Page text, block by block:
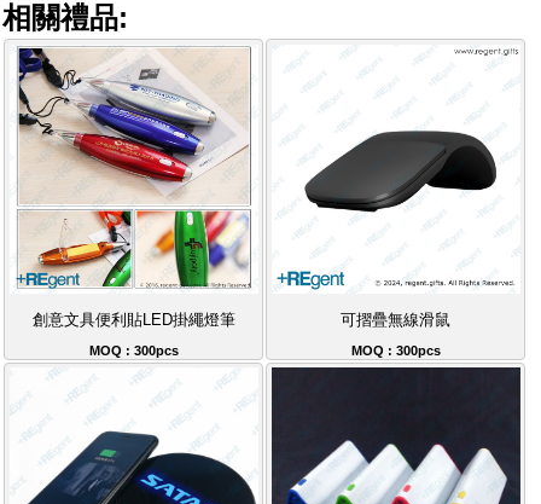
相關禮品:
創意文具便利貼LED掛繩燈筆
MOQ : 300pcs
可摺疊無線滑鼠
MOQ : 300pcs